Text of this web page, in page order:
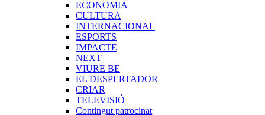
ECONOMIA
CULTURA
INTERNACIONAL
ESPORTS
IMPACTE
NEXT
VIURE BE
EL DESPERTADOR
CRIAR
TELEVISIÓ
Contingut patrocinat